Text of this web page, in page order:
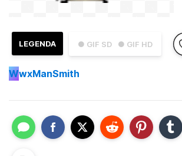
● GIF SD ● GIF HD
LEGENDA
WwxManSmith